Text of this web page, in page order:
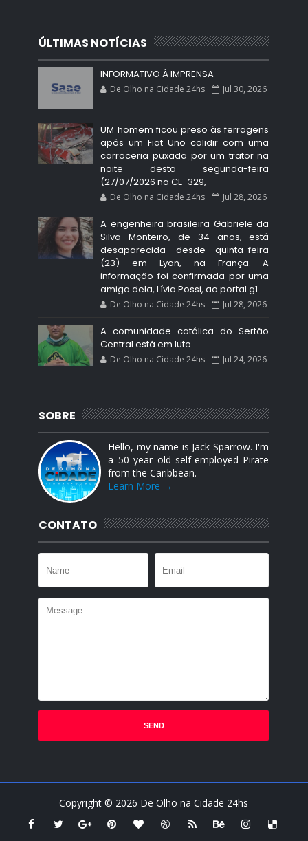
ÚLTIMAS NOTÍCIAS
INFORMATIVO À IMPRENSA
De Olho na Cidade 24hs Jul 30, 2026
UM homem ficou preso às ferragens
após um Fiat Uno colidir com uma
carroceria puxada por um trator na
noite desta segunda-feira
(27/07/2026 na CE-329,
De Olho na Cidade 24hs Jul 28, 2026
A engenheira brasileira Gabriele da
Silva Monteiro, de 34 anos, está
desaparecida desde quinta-feira
(23) em Lyon, na França. A
informação foi confirmada por uma
amiga dela, Lívia Possi, ao portal g1.
De Olho na Cidade 24hs Jul 28, 2026
A comunidade católica do Sertão
Central está em luto.
De Olho na Cidade 24hs Jul 24, 2026
SOBRE
Hello, my name is Jack Sparrow. I'm
a 50 year old self-employed Pirate
from the Caribbean.
Learn More →
CONTATO
Copyright © 2026 De Olho na Cidade 24hs